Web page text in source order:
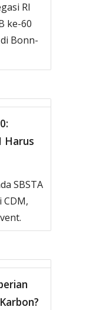
RI
ke-60
Bonn-
Harus
SBSTA
CDM,